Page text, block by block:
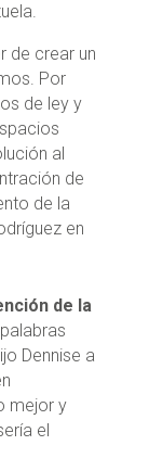
de crear un
Por
de ley y
al
de
de la
en
de la
Dennise a
mejor y
el